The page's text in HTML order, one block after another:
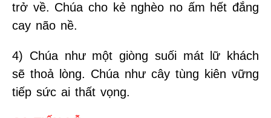
trở về. Chúa cho kẻ nghèo no ấm hết đắng
cay não nề.
4) Chúa như một giòng suối mát lữ khách
sẽ thoả lòng. Chúa như cây tùng kiên vững
tiếp sức ai thất vọng.